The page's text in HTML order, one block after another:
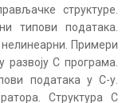
структуре.
типови података.
Примери
развоју C програма.
података у C-у.
Структура C